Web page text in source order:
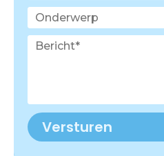
Versturen